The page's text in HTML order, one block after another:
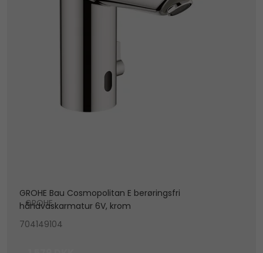
GROHE Bau Cosmopolitan E berøringsfri
håndvaskarmatur 6V, krom
GROHE
704149104